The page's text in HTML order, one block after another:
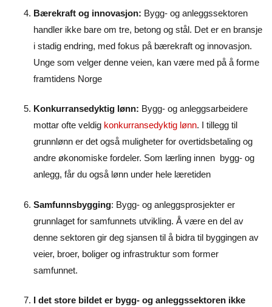
Bærekraft og innovasjon: Bygg- og anleggssektoren
handler ikke bare om tre, betong og stål. Det er en bransje
i stadig endring, med fokus på bærekraft og innovasjon.
Unge som velger denne veien, kan være med på å forme
framtidens Norge
Konkurransedyktig lønn: Bygg- og anleggsarbeidere
mottar ofte veldig konkurransedyktig lønn. I tillegg til
grunnlønn er det også muligheter for overtidsbetaling og
andre økonomiske fordeler. Som lærling innen bygg- og
anlegg, får du også lønn under hele læretiden
Samfunnsbygging: Bygg- og anleggsprosjekter er
grunnlaget for samfunnets utvikling. Å være en del av
denne sektoren gir deg sjansen til å bidra til byggingen av
veier, broer, boliger og infrastruktur som former
samfunnet.
I det store bildet er bygg- og anleggssektoren ikke